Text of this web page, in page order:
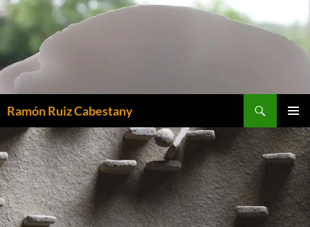
Saltar
contenido
Ramón Ruiz Cabestany
MENÚ